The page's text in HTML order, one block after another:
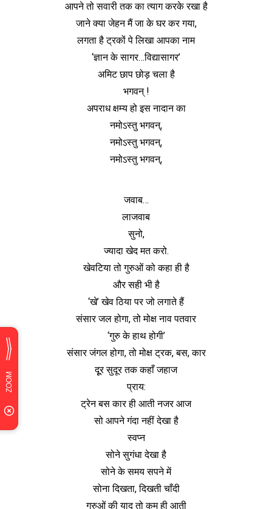
आपने तो सवारी तक का त्याग करके रखा है
जाने क्या जेहन मैं जा के घर कर गया,
लगता है ट्रकों पे लिखा आपका नाम
‘ज्ञान के सागर…विद्यासागर’
अमिट छाप छोड़ चला है
भगवन् !
अपराध क्षम्य हो इस नादान का
नमोऽस्तु भगवन्,
नमोऽस्तु भगवन्,
नमोऽस्तु भगवन्,
जवाब…
लाजवाब
सुनो,
ज्यादा खेद मत करो.
खेवटिया तो गुरुओं को कहा ही है
और सही भी है
‘खे’ खेव ठिया पर जो लगाते हैं
संसार जल होगा, तो मोक्ष नाव पतवार
‘गुरु के हाथ होगी’
संसार जंगल होगा, तो मोक्ष ट्रक, बस, कार
दूूर सुदूर तक कहाँ जहाज
प्राय:
ट्रेन बस कार ही आती नजर आज
सो आपने गंदा नहीं देखा है
स्वप्न
सोने सुगंधा देखा है
सोने के समय सपने में
सोना दिखता, दिखती चाँदी
गुरुओं की याद तो कम ही आती